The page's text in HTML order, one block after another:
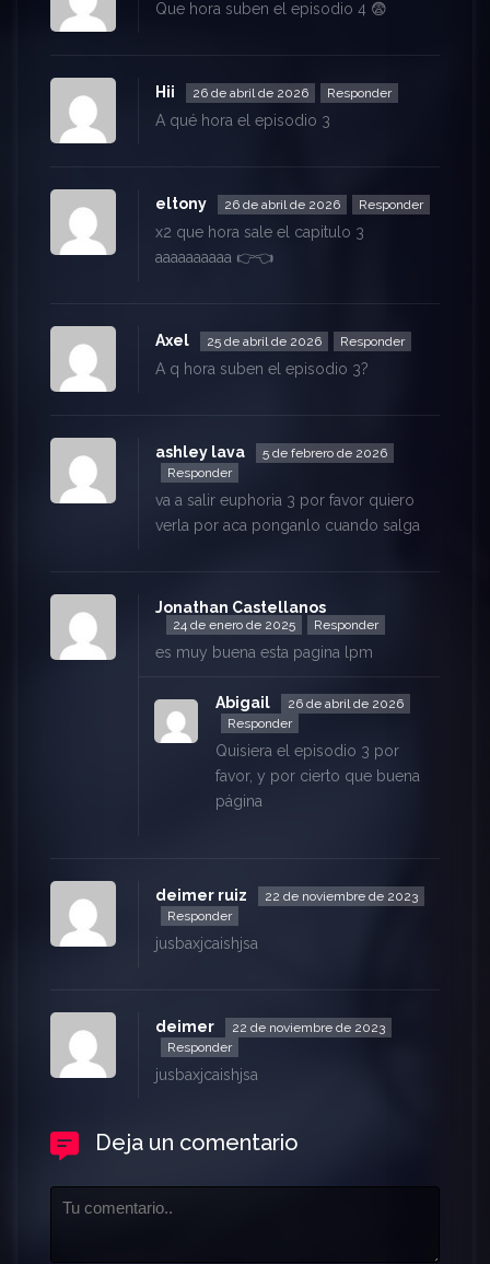
Que hora suben el episodio 4 😨
Hii 26 de abril de 2026 Responder
A qué hora el episodio 3
eltony 26 de abril de 2026 Responder
x2 que hora sale el capitulo 3
aaaaaaaaaa 👉👈
Axel 25 de abril de 2026 Responder
A q hora suben el episodio 3?
ashley lava
5 de febrero de 2026
Responder
va a salir euphoria 3 por favor quiero
verla por aca ponganlo cuando salga
Jonathan Castellanos
24 de enero de 2025 Responder
es muy buena esta pagina lpm
Abigail
26 de abril de 2026
Responder
Quisiera el episodio 3 por
favor, y por cierto que buena
página
deimer ruiz
22 de noviembre de 2023
Responder
jusbaxjcaishjsa
deimer
22 de noviembre de 2023
Responder
jusbaxjcaishjsa
Deja un comentario